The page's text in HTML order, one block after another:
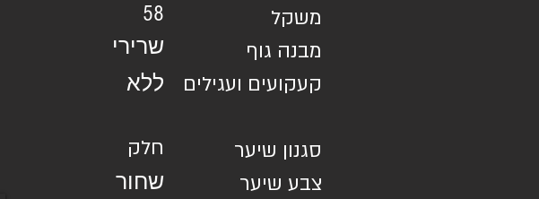
משקל
מבנה גוף​
קעקועים ועגילים
סגנון שיער
צבע שיער
58
שרירי
ללא
חלק
שחור